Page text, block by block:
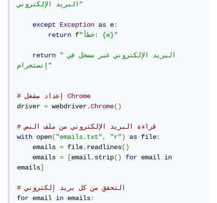
البريد الإلكتروني"
except Exception as e:
return f "خطأ: {e}"
return
"البريد الإلكتروني غير مسجل في
إنستجرام"
# إعداد مشغل Chrome
driver = webdriver.Chrome()
# قراءة البريد الإلكتروني من ملف النص
with open("emails.txt", "r") as file:
    emails
= file.readlines()
    emails
= [email.strip() for email in
emails]
# التحقق من كل بريد إلكتروني
for email in emails: